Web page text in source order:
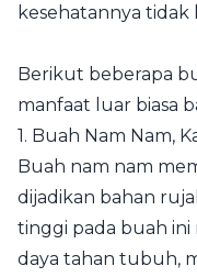
kesehatannya tidak
Berikut beberapa
manfaat luar biasa
1. Buah Nam Nam,
Buah nam nam
dijadikan bahan
tinggi pada buah
daya tahan tubuh,